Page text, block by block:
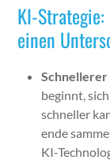
KI-
einen
Schnellerer
begin­nt,
schneller
ende
KI-